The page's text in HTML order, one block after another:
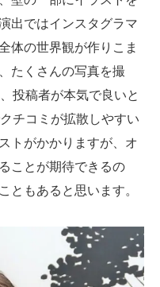
出ではインスタグラマ
体の世界観が作りこま
たくさんの写真を撮
投稿者が本気で良いと
チコミが拡散しやすい
トがかかりますが、オ
ことが期待できるの
ともあると思います。